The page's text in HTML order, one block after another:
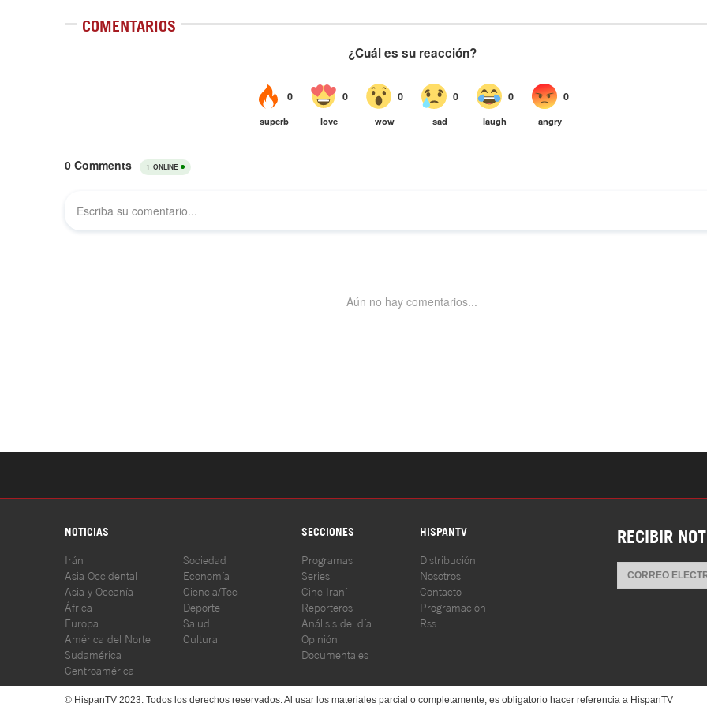
COMENTARIOS
NOTICIAS SECCIONES HISPANTV
Irán
Asia Occidental
Asia y Oceanía
África
Europa
América del Norte
Sudamérica
Centroamérica
Sociedad
Economía
Ciencia/Tec
Deporte
Salud
Cultura
Programas
Series
Cine Iraní
Reporteros
Análisis del día
Opinión
Documentales
Distribución
Nosotros
Contacto
Programación
Rss
RECIBIR
© HispanTV 2023. Todos los derechos reservados. Al usar los materiales parcial o completamente, es obligatorio hacer referencia a HispanTV